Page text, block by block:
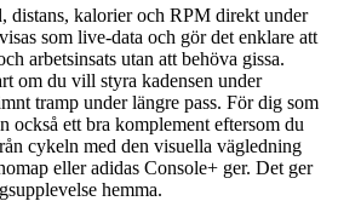
distans, kalorier och RPM direkt under
som live-data och gör det enklare att
arbetsinsats utan att behöva gissa.
om du vill styra kadensen under
tramp under längre pass. För dig som
också ett bra komplement eftersom du
cykeln med den visuella vägledning
eller adidas Console+ ger. Det ger
hemma.